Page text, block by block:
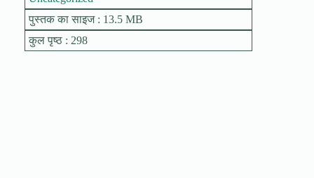
पुस्तक का साइज : 13.5 MB
कुल पृष्ठ : 298